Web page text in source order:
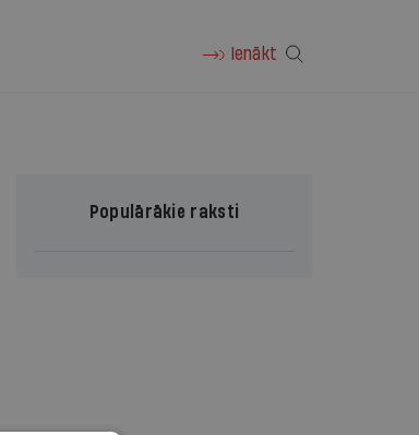
Ienākt
Populārākie raksti